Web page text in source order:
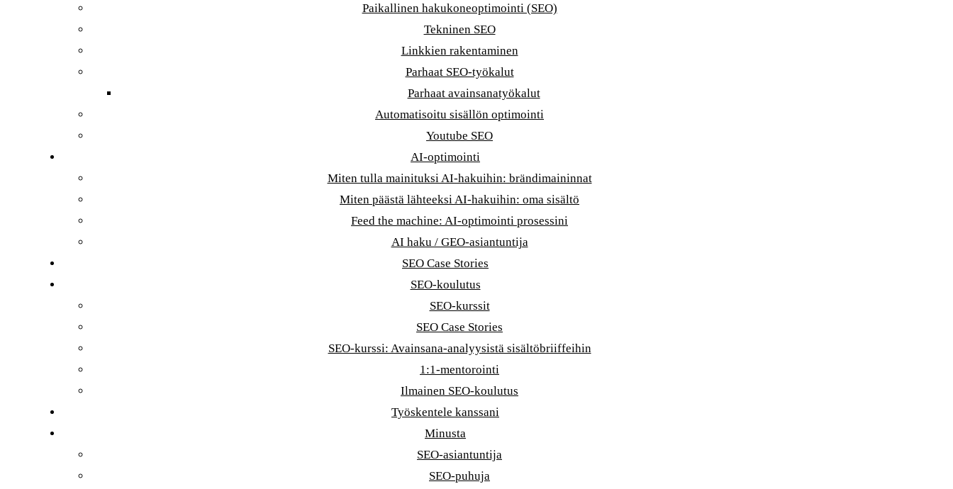
Paikallinen hakukoneoptimointi (SEO)
Tekninen SEO
Linkkien rakentaminen
Parhaat SEO-työkalut
Parhaat avainsanatyökalut
Automatisoitu sisällön optimointi
Youtube SEO
AI-optimointi
Miten tulla mainituksi AI-hakuihin: brändimaininnat
Miten päästä lähteeksi AI-hakuihin: oma sisältö
Feed the machine: AI-optimointi prosessini
AI haku / GEO-asiantuntija
SEO Case Stories
SEO-koulutus
SEO-kurssit
SEO Case Stories
SEO-kurssi: Avainsana-analyysistä sisältöbriiffeihin
1:1-mentorointi
Ilmainen SEO-koulutus
Työskentele kanssani
Minusta
SEO-asiantuntija
SEO-puhuja